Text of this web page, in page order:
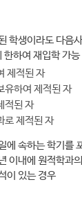
학생이라도 다음
한하여 재입학 가능
제적된 자
유하여 제적된 자
적된 자
로 제적된 자
에 속하는 학기를
이내에 원적학과
이 있는 경우